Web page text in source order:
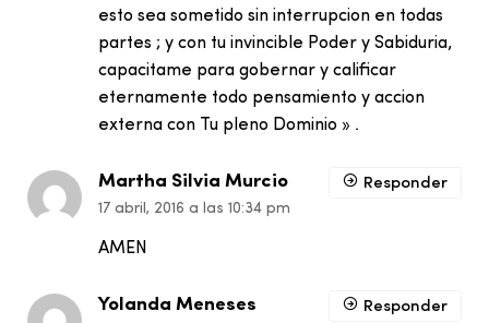
esto sea sometido sin interrupcion en todas
partes ; y con tu invincible Poder y Sabiduria,
capacitame para gobernar y calificar
eternamente todo pensamiento y accion
externa con Tu pleno Dominio » .
Martha Silvia Murcio
17 abril, 2016 a las 10:34 pm
AMEN
Responder
Yolanda Meneses Responder